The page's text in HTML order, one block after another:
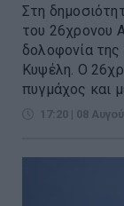
Στη
του 26χρονου
δολοφονία
Κυψέλη. Ο
πυγμάχος και
17:20 | 08